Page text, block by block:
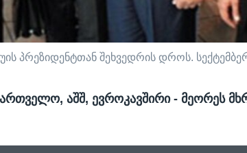
პრეზიდენტთან შეხვედრის დროს.
აშშ, ევროკავშირი - მეორეს